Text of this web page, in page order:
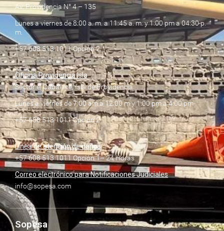
Av. Providencia N° 4 – 135
Lunes a viernes de 8:00 a. m. a 11:45 a. m. y 1:00 pm a 04:30 p.
m.
+57 608 513 1011 Opción 2
Oficina Providencia Isla
Sector el Caballete, Isla de Providencia
Lunes a viernes de 7:00 am a 12:00 m y 1:00 pm a 4:00 pm
+57 608 513 1011 Opción 2
Línea de atención de daños
+57 608 513 1011 Opción 1– 24 Horas
Correo electrónico para Notificaciones Judiciales
info@sopesa.com
Sopesa